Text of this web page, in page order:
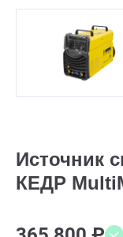
Источник
КЕДР